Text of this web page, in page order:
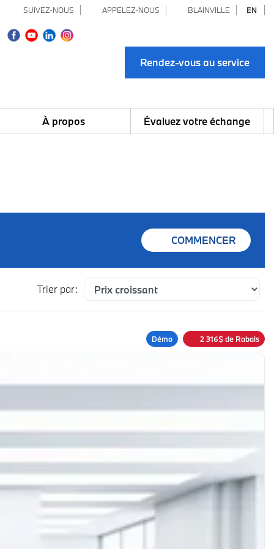
SUIVEZ-NOUS APPELEZ-NOUS BLAINVILLE EN
Rendez-vous au service
À propos Évaluez votre échange
COMMENCER
Trier par:
Démo 2 316$de Rabais